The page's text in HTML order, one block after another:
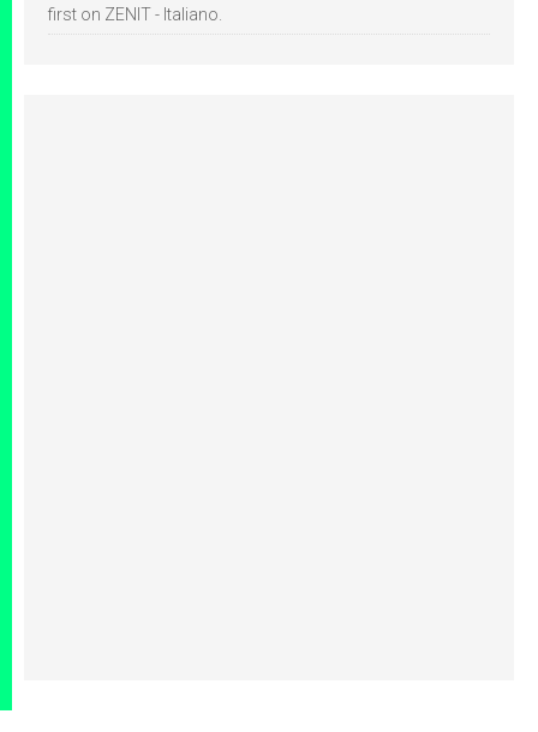
first on ZENIT - Italiano.